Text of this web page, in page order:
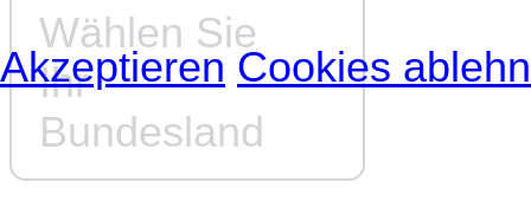
Wählen Sie
Ihr
Bundesland
Akzeptieren Cookies